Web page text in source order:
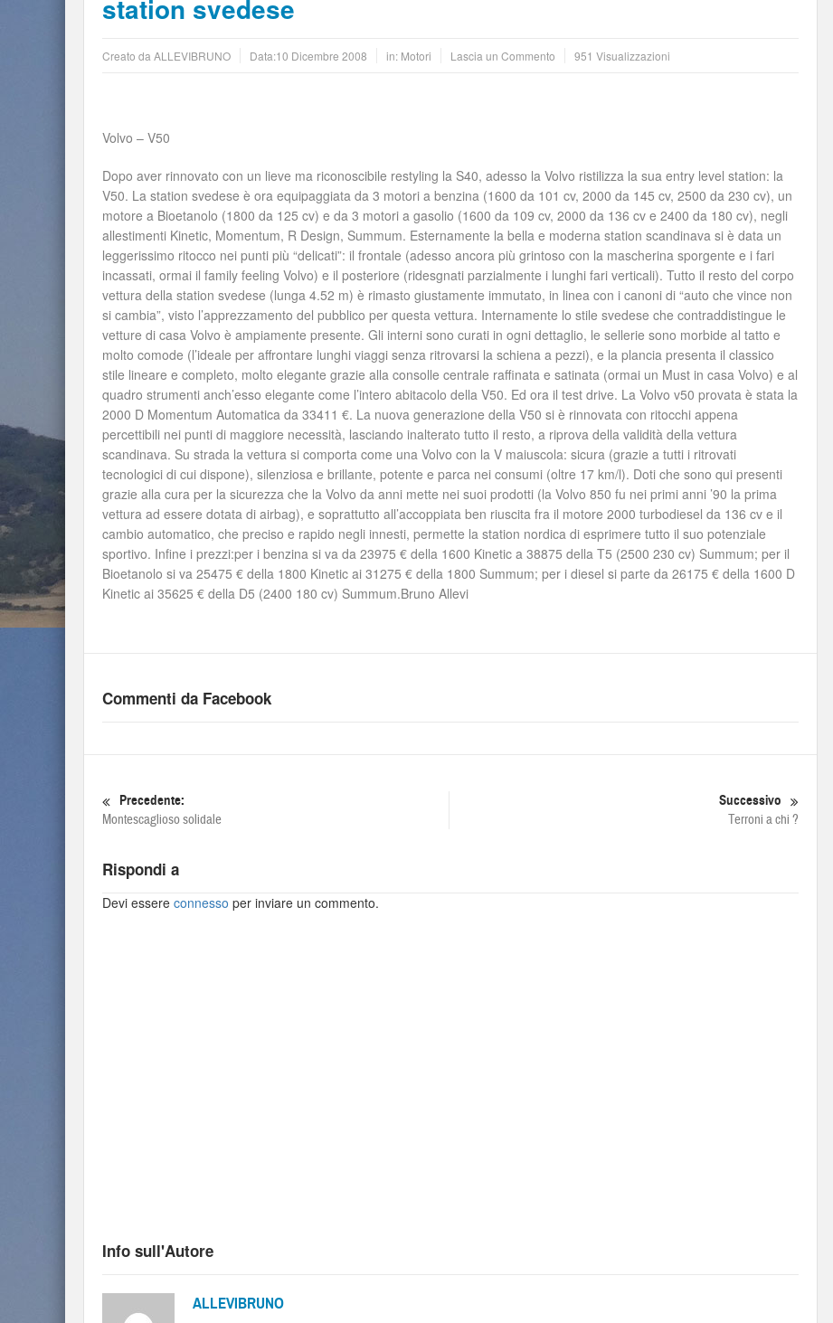
station svedese
Creato da ALLEVIBRUNO Data:10 Dicembre 2008 in: Motori Lascia un Commento 951 Visualizzazioni
Volvo – V50
Dopo aver rinnovato con un lieve ma riconoscibile restyling la S40, adesso la Volvo ristilizza la sua entry level station: la
V50. La station svedese è ora equipaggiata da 3 motori a benzina (1600 da 101 cv, 2000 da 145 cv, 2500 da 230 cv), un
motore a Bioetanolo (1800 da 125 cv) e da 3 motori a gasolio (1600 da 109 cv, 2000 da 136 cv e 2400 da 180 cv), negli
allestimenti Kinetic, Momentum, R Design, Summum. Esternamente la bella e moderna station scandinava si è data un
leggerissimo ritocco nei punti più “delicati”: il frontale (adesso ancora più grintoso con la mascherina sporgente e i fari
incassati, ormai il family feeling Volvo) e il posteriore (ridesgnati parzialmente i lunghi fari verticali). Tutto il resto del corpo
vettura della station svedese (lunga 4.52 m) è rimasto giustamente immutato, in linea con i canoni di “auto che vince non
si cambia”, visto l’apprezzamento del pubblico per questa vettura. Internamente lo stile svedese che contraddistingue le
vetture di casa Volvo è ampiamente presente. Gli interni sono curati in ogni dettaglio, le sellerie sono morbide al tatto e
molto comode (l’ideale per affrontare lunghi viaggi senza ritrovarsi la schiena a pezzi), e la plancia presenta il classico
stile lineare e completo, molto elegante grazie alla consolle centrale raffinata e satinata (ormai un Must in casa Volvo) e al
quadro strumenti anch’esso elegante come l’intero abitacolo della V50. Ed ora il test drive. La Volvo v50 provata è stata la
2000 D Momentum Automatica da 33411 €. La nuova generazione della V50 si è rinnovata con ritocchi appena
percettibili nei punti di maggiore necessità, lasciando inalterato tutto il resto, a riprova della validità della vettura
scandinava. Su strada la vettura si comporta come una Volvo con la V maiuscola: sicura (grazie a tutti i ritrovati
tecnologici di cui dispone), silenziosa e brillante, potente e parca nei consumi (oltre 17 km/l). Doti che sono qui presenti
grazie alla cura per la sicurezza che la Volvo da anni mette nei suoi prodotti (la Volvo 850 fu nei primi anni ’90 la prima
vettura ad essere dotata di airbag), e soprattutto all’accoppiata ben riuscita fra il motore 2000 turbodiesel da 136 cv e il
cambio automatico, che preciso e rapido negli innesti, permette la station nordica di esprimere tutto il suo potenziale
sportivo. Infine i prezzi:per i benzina si va da 23975 € della 1600 Kinetic a 38875 della T5 (2500 230 cv) Summum; per il
Bioetanolo si va 25475 € della 1800 Kinetic ai 31275 € della 1800 Summum; per i diesel si parte da 26175 € della 1600 D
Kinetic ai 35625 € della D5 (2400 180 cv) Summum.Bruno Allevi
Commenti da Facebook
Precedente:
Montescaglioso solidale
Successivo
Terroni a chi ?
Rispondi a
Devi essere connesso per inviare un commento.
Info sull'Autore
ALLEVIBRUNO